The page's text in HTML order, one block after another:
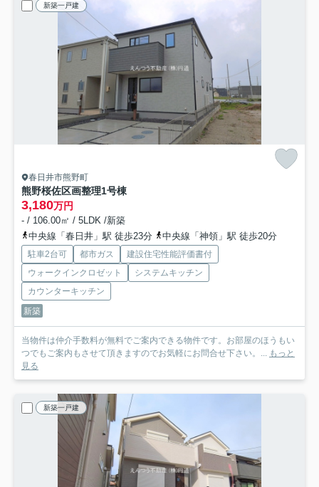
新築一戸建
春日井市熊野町
熊野桜佐区画整理1号棟
3,180万円
- / 106.00㎡ / 5LDK /新築
中央線「春日井」駅 徒歩23分
中央線「神領」駅 徒歩20分
駐車2台可 都市ガス
建設住宅性能評価書付
ウォークインクロゼット
システムキッチン
カウンターキッチン
新築
当物件は仲介手数料が無料でご案内できる物件です。お部屋のほうもい
つでもご案内もさせて頂きますのでお気軽にお問合せ下さい。...
もっと
見る
新築一戸建